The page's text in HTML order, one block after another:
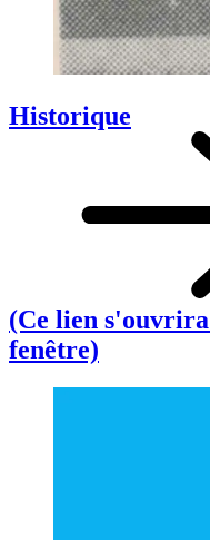
Historique
(Ce lien
fenêtre)